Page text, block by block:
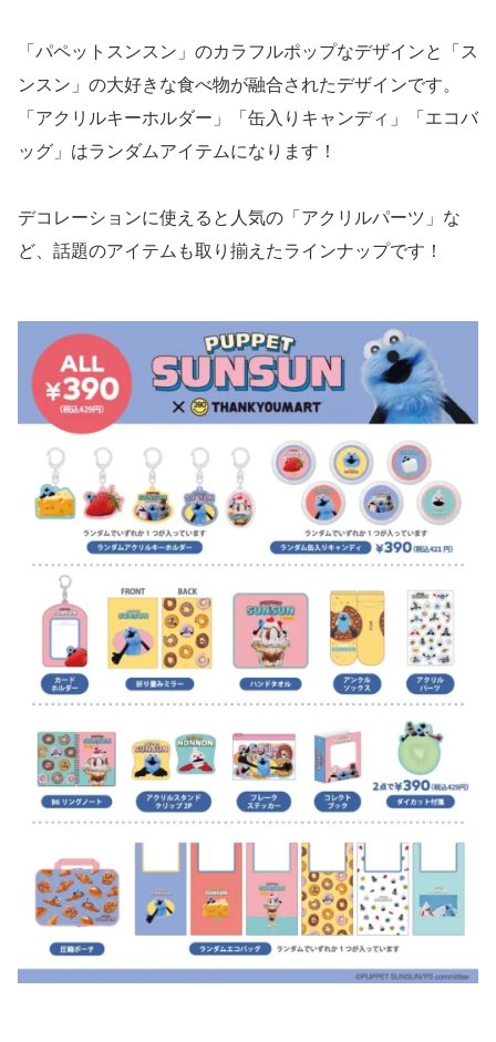
「パペットスンスン」のカラフルポップなデザインと「ス
ンスン」の大好きな食べ物が融合されたデザインです。
「アクリルキーホルダー」「缶入りキャンディ」「エコバ
ッグ」はランダムアイテムになります！
デコレーションに使えると人気の「アクリルパーツ」な
ど、話題のアイテムも取り揃えたラインナップです！